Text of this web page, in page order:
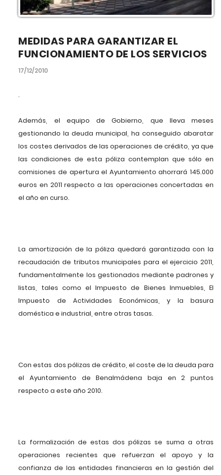
MEDIDAS PARA GARANTIZAR EL
FUNCIONAMIENTO DE LOS SERVICIOS
17/12/2010
.
Además, el equipo de Gobierno, que lleva meses
gestionando la deuda municipal, ha conseguido abaratar
los costes derivados de las operaciones de crédito, ya que
las condiciones de esta póliza contemplan que sólo en
comisiones de apertura el Ayuntamiento ahorrará 145.000
euros en 2011 respecto a las operaciones concertadas en
el año en curso.
La amortización de la póliza quedará garantizada con la
recaudación de tributos municipales para el ejercicio 2011,
fundamentalmente los gestionados mediante padrones y
listas, tales como el Impuesto de Bienes Inmuebles, El
Impuesto de Actividades Económicas, y la basura
doméstica e industrial, entre otras tasas.
Con estas dos pólizas de crédito, el coste de la deuda para
el Ayuntamiento de Benalmádena baja en 2 puntos
respecto a este año 2010.
La formalización de estas dos pólizas se suma a otras
operaciones recientes que refuerzan el apoyo y la
confianza de las entidades financieras en la gestión del